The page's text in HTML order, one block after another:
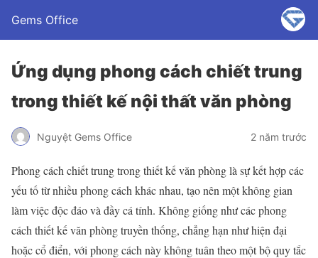
Gems Office
Ứng dụng phong cách chiết trung
trong thiết kế nội thất văn phòng
Nguyệt Gems Office 2 năm trước
Phong cách chiết trung trong thiết kế văn phòng là sự kết hợp các
yếu tố từ nhiều phong cách khác nhau, tạo nên một không gian
làm việc độc đáo và đầy cá tính. Không giống như các phong
cách thiết kế văn phòng truyền thống, chẳng hạn như hiện đại
hoặc cổ điển, với phong cách này không tuân theo một bộ quy tắc